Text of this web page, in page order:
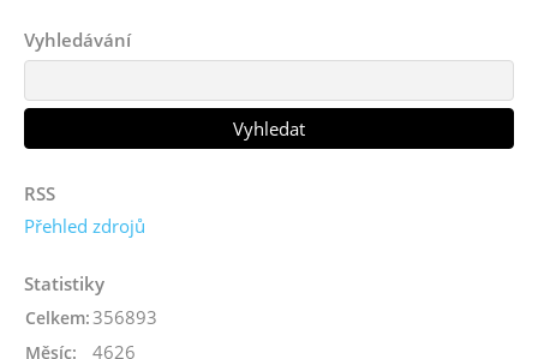
Vyhledávání
RSS
Přehled zdrojů
Statistiky
Celkem:356893
Měsíc: 4626